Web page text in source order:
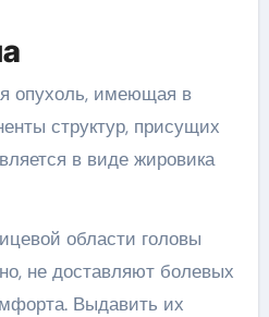
опухоль, имеющая в
структур, присущих
в виде жировика
области головы
не доставляют болевых
Выдавить их